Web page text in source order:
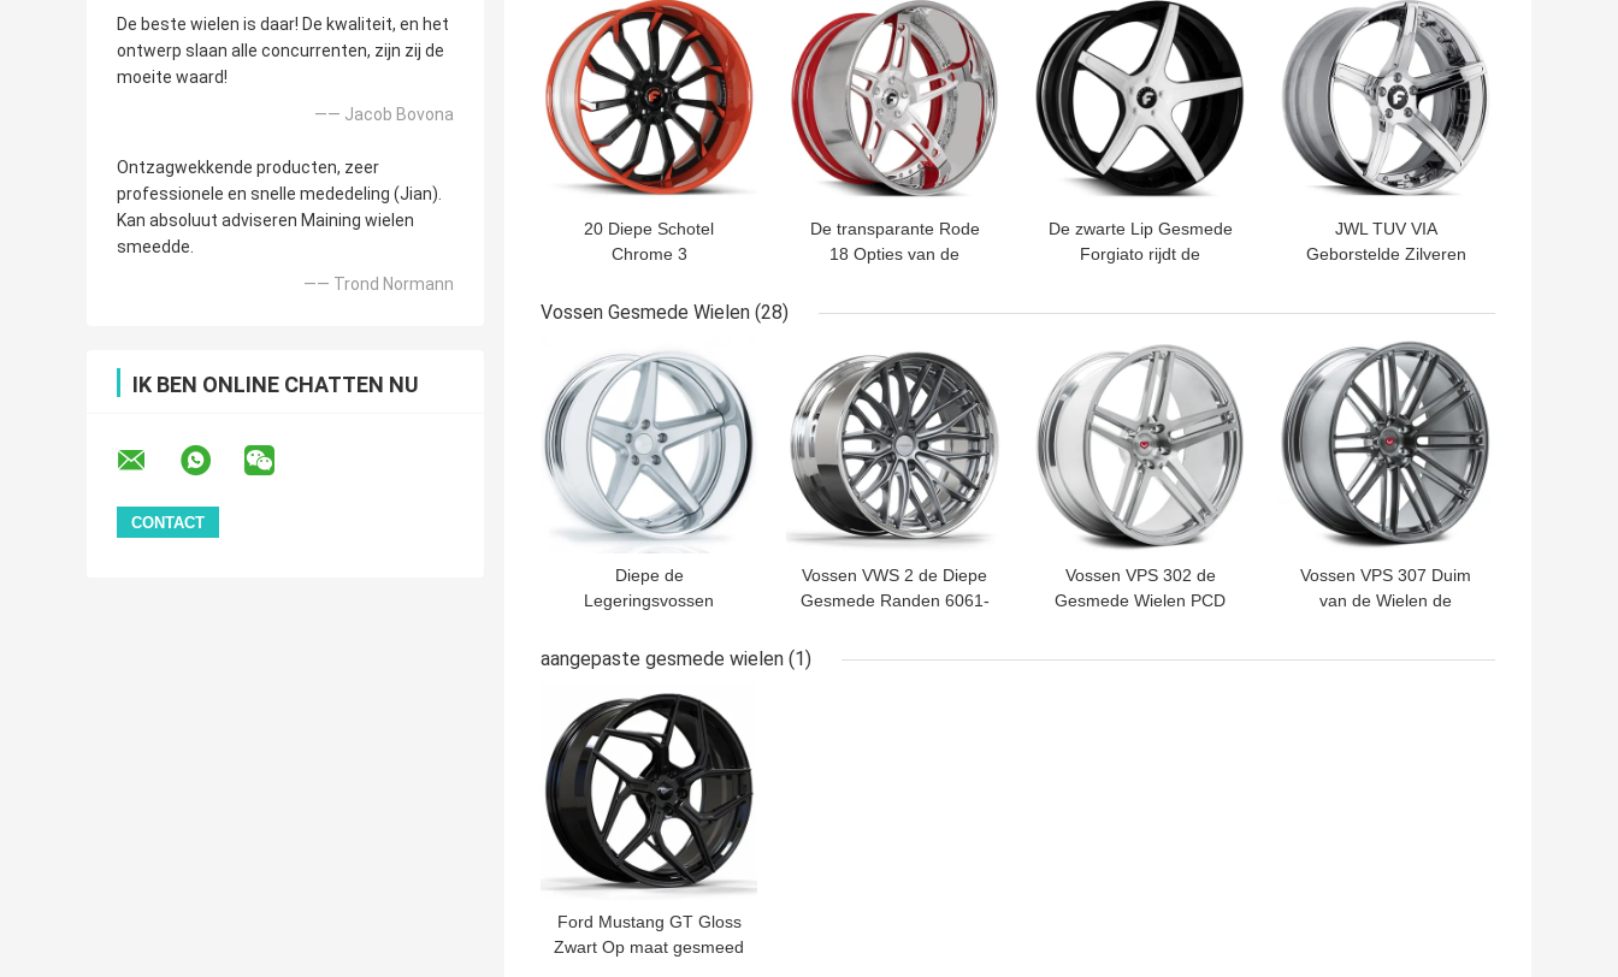
De beste wielen is daar! De kwaliteit, en het
ontwerp slaan alle concurrenten, zijn zij de
moeite waard!
—— Jacob Bovona
Ontzagwekkende producten, zeer
professionele en snelle mededeling (Jian).
Kan absoluut adviseren Maining wielen
smeedde.
—— Trond Normann
IK BEN ONLINE CHATTEN NU
20 Diepe Schotel
Chrome 3
van Navaja van duim de
Wielen
De transparante Rode
18 Opties van de
De zwarte Lip Gesmede
Forgiato rijdt de
JWL TUV VIA
Geborstelde Zilveren
Vossen Gesmede Wielen (28)
Diepe de
Legeringsvossen
Vijf Spokes van het
Aluminium
BESTE PRIJS
Vossen VWS 2 de Diepe
Gesmede Randen 6061-
BESTE PRIJS
Vossen VPS 302 de
Gesmede Wielen PCD
BESTE PRIJS
Vossen VPS 307 Duim
van de Wielen de
BESTE PRIJS
aangepaste gesmede wielen (1)
Ford Mustang GT Gloss
Zwart Op maat gesmeed
BESTE PRIJS